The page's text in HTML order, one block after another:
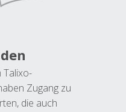
Talixo-
Zugang zu
die auch